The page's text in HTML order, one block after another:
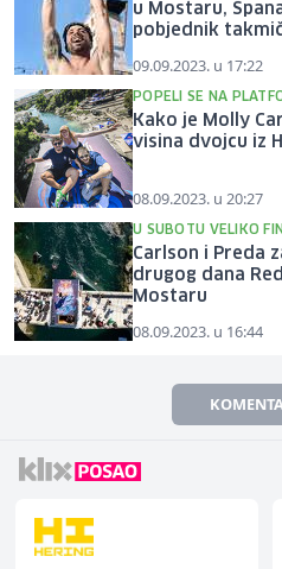
u Mostaru,
pobjednik
09.09.2023. u 17:22
POPELI SE NA
Kako je Molly
visina dvojcu iz
08.09.2023. u 20:27
U SUBOTU VELIKO
Carlson i Preda
drugog dana
Mostaru
08.09.2023. u 16:44